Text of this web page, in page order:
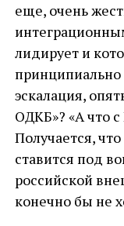
еще, очень
лидирует и
эскалация,
ОДКБ»? «А что
Получается,
ставится под
российской
конечно бы не